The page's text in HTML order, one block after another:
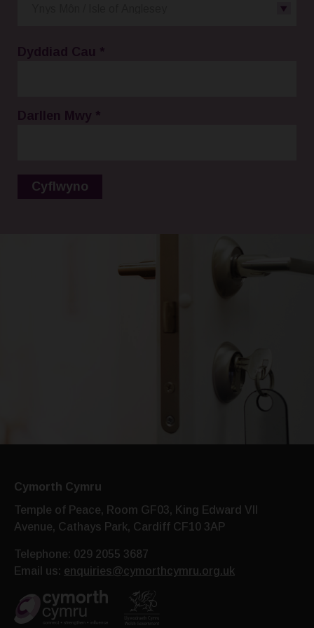
Cyflwyno
Cymorth Cymru
Temple of Peace, Room GF03, King Edward VII
Avenue, Cathays Park, Cardiff CF10 3AP
Telephone: 029 2055 3687
Email us: enquiries@cymorthcymru.org.uk